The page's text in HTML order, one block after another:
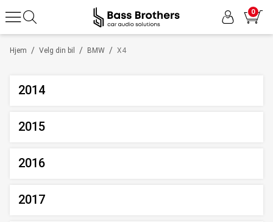
0
/
Hjem /
Velg din bil /
BMW X4
2014
2015
2016
2017